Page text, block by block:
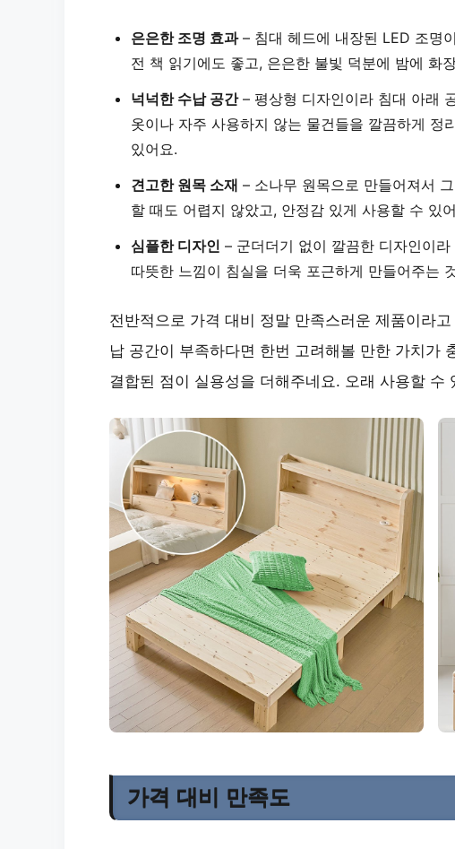
은은한 조명 효과– 침대 헤드에 내장된 LED 조명
전 책 읽기에도 좋고, 은은한 불빛 덕분에 밤에 화
넉넉한 수납 공간– 평상형 디자인이라 침대 아래
옷이나 자주 사용하지 않는 물건들을 깔끔하게
있어요.
견고한 원목 소재 – 소나무 원목으로 만들어져서
할 때도 어렵지 않았고, 안정감 있게 사용할 수 있
심플한 디자인 – 군더더기 없이 깔끔한 디자인이
따뜻한 느낌이 침실을 더욱 포근하게 만들어주는
전반적으로 가격 대비 정말 만족스러운 제품이라
납 공간이 부족하다면 한번 고려해볼 만한 가치가
결합된 점이 실용성을 더해주네요. 오래 사용할 수
가격 대비 만족도